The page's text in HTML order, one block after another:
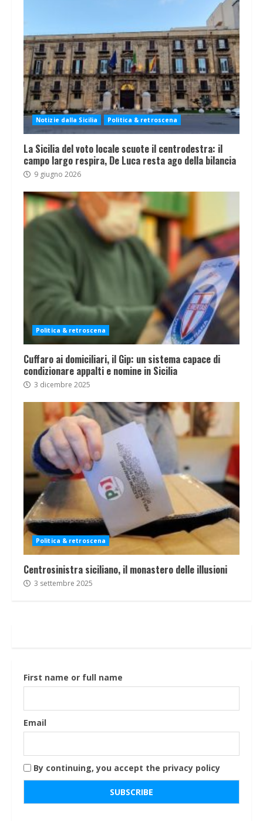
Notizie dalla Sicilia Politica & retroscena
La Sicilia del voto locale scuote il centrodestra: il
campo largo respira, De Luca resta ago della bilancia
9 giugno 2026
Politica & retroscena
Cuffaro ai domiciliari, il Gip: un sistema capace di
condizionare appalti e nomine in Sicilia
3 dicembre 2025
Politica & retroscena
Centrosinistra siciliano, il monastero delle illusioni
3 settembre 2025
First name or full name
Email
By continuing, you accept the privacy policy